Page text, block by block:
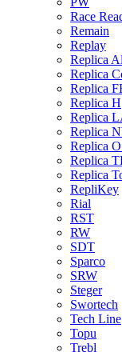
Race
Remain
Replay
Replica
Replica
Replica
Replica H
Replica
Replica
Replica
Replica
Replica
RepliKey
Rial
RST
RW
SDT
Sparco
SRW
Steger
Swortech
Tech Line
Topu
Trebl